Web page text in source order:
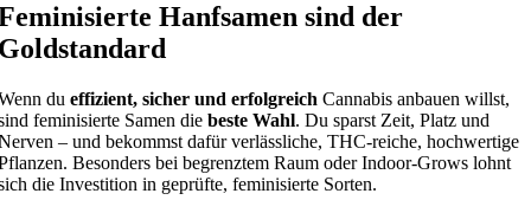
Hanfsamen sind der
du effizient, sicher und erfolgreich Cannabis anbauen willst,
feminisierte Samen die beste Wahl. Du sparst Zeit, Platz und
– und bekommst dafür verlässliche, THC-reiche, hochwertige
Besonders bei begrenztem Raum oder Indoor-Grows lohnt
die Investition in geprüfte, feminisierte Sorten.